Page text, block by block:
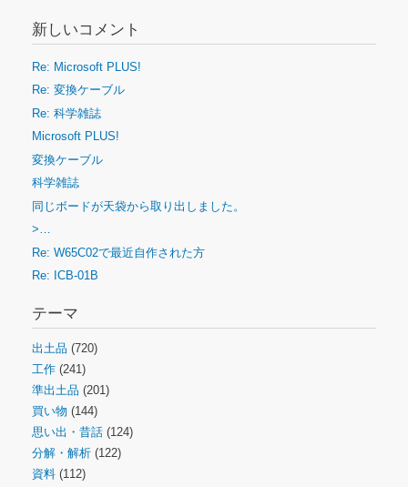
新しいコメント
Re: Microsoft PLUS!
Re: 変換ケーブル
Re: 科学雑誌
Microsoft PLUS!
変換ケーブル
科学雑誌
同じボードが天袋から取り出しました。
>…
Re: W65C02で最近自作された方
Re: ICB-01B
テーマ
出土品 (720)
工作 (241)
準出土品 (201)
買い物 (144)
思い出・昔話 (124)
分解・解析 (122)
資料 (112)